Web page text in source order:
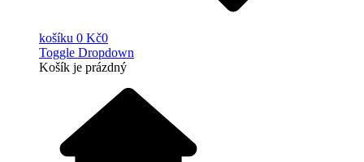
košíku 0 Kč0
Toggle Dropdown
Košík je prázdný